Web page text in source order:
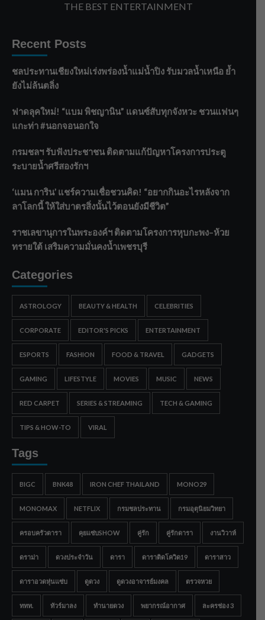
THE BEST ENTERTAINMENT
Recent Posts
ชลประทานเชียงใหม่เร่งพร่องน้ำแม่น้ำปิง รับมวลน้ำเหนือ ย้ำ
ยังไม่ล้นตลิ่ง
ฟาดลุคใหม่! “แบม พิชญานิน” แดนซ์สับทุกจังหวะ ชวนแฟนๆ
แกะท่า #นอกจอนอกใจ
กรมชลฯ รับฟังประชาชน ติดตามแก้ปัญหาโครงการประตู
ระบายน้ำศรีสองรักฯ
‘แมน การิน’ แชร์ความเชื่อชวนคิด! “อยากกินอะไรหลังจาก
ลาโลกนี้ ให้ใส่บาตรสิ่งนั้นไว้ตอนยังมีชีวิต”
ราชเลขานุการในพระองค์ฯ ติดตามโครงการหุบกะพง–ห้วย
ทรายใต้ เสริมความมั่นคงน้ำเพชรบุรี
Categories
ASTROLOGY BEAUTY & HEALTH CELEBRITIES
CORPORATE EDITOR'S PICKS ENTERTAINMENT
ESPORTS FASHION FOOD & TRAVEL GADGETS
GAMING LIFESTYLE MOVIES MUSIC NEWS
RED CARPET SERIES & STREAMING TECH & GAMING
TIPS & HOW-TO VIRAL
Tags
BIGC BNK48 IRON CHEF THAILAND MONO29
MONOMAX NETFLIX กรมชลประทาน กรมอุตุนิยมวิทยา
ครอบครัวดารา คุยแซ่บSHOW คู่รัก คู่รักดารา งานวิวาห์
ดราม่า ดวงประจำวัน ดารา ดาราติดโควิด19 ดาราสาว
ดาราอวดหุ่นแซ่บ ดูดวง ดูดวงอาจารย์มงคล ตรวจหวย
ททท. ทัวร์มาลง ทำนายดวง พยากรณ์อากาศ ละครช่อง 3